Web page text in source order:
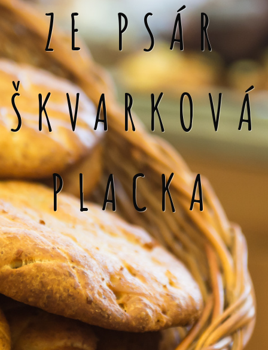
ZE PSÁR
ŠKVARKOVÁ
PLACKA